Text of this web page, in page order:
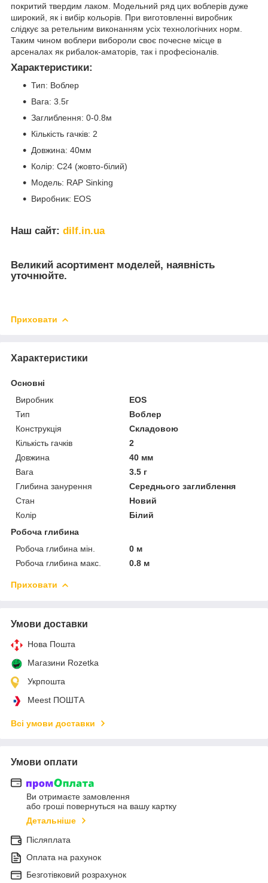
покритий твердим лаком. Модельний ряд цих воблерів дуже
широкий, як і вибір кольорів. При виготовленні виробник
слідкує за ретельним виконанням усіх технологічних норм.
Таким чином воблери вибороли своє почесне місце в
арсеналах як рибалок-аматорів, так і професіоналів.
Характеристики:
Тип: Воблер
Вага: 3.5г
Заглиблення: 0-0.8м
Кількість гачків: 2
Довжина: 40мм
Колір: C24 (жовто-білий)
Модель: RAP Sinking
Виробник: EOS
Наш сайт: dilf.in.ua
Великий асортимент моделей, наявність
уточнюйте.
Приховати
Характеристики
Основні
Виробник
EOS
Тип
Воблер
Конструкція
Складовою
Кількість гачків
2
Довжина
40 мм
Вага
3.5 г
Глибина занурення
Середнього заглиблення
Стан
Новий
Колір
Білий
Робоча глибина
Робоча глибина мін.
0 м
Робоча глибина макс.
0.8 м
Приховати
Умови доставки
Нова Пошта
Магазини Rozetka
Укрпошта
Meest ПОШТА
Всі умови доставки
Умови оплати
Ви отримаєте замовлення
або гроші повернуться на вашу картку
Детальніше
Післяплата
Оплата на рахунок
Безготівковий розрахунок